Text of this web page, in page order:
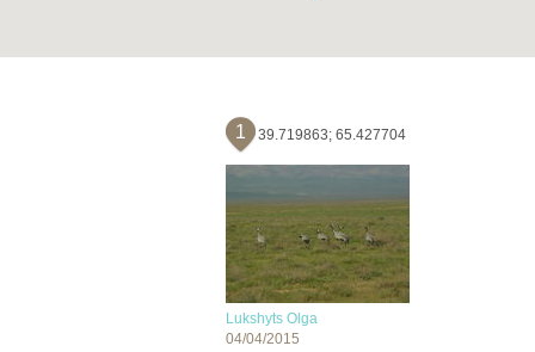
1 39.719863; 65.427704
Lukshyts Olga
04/04/2015